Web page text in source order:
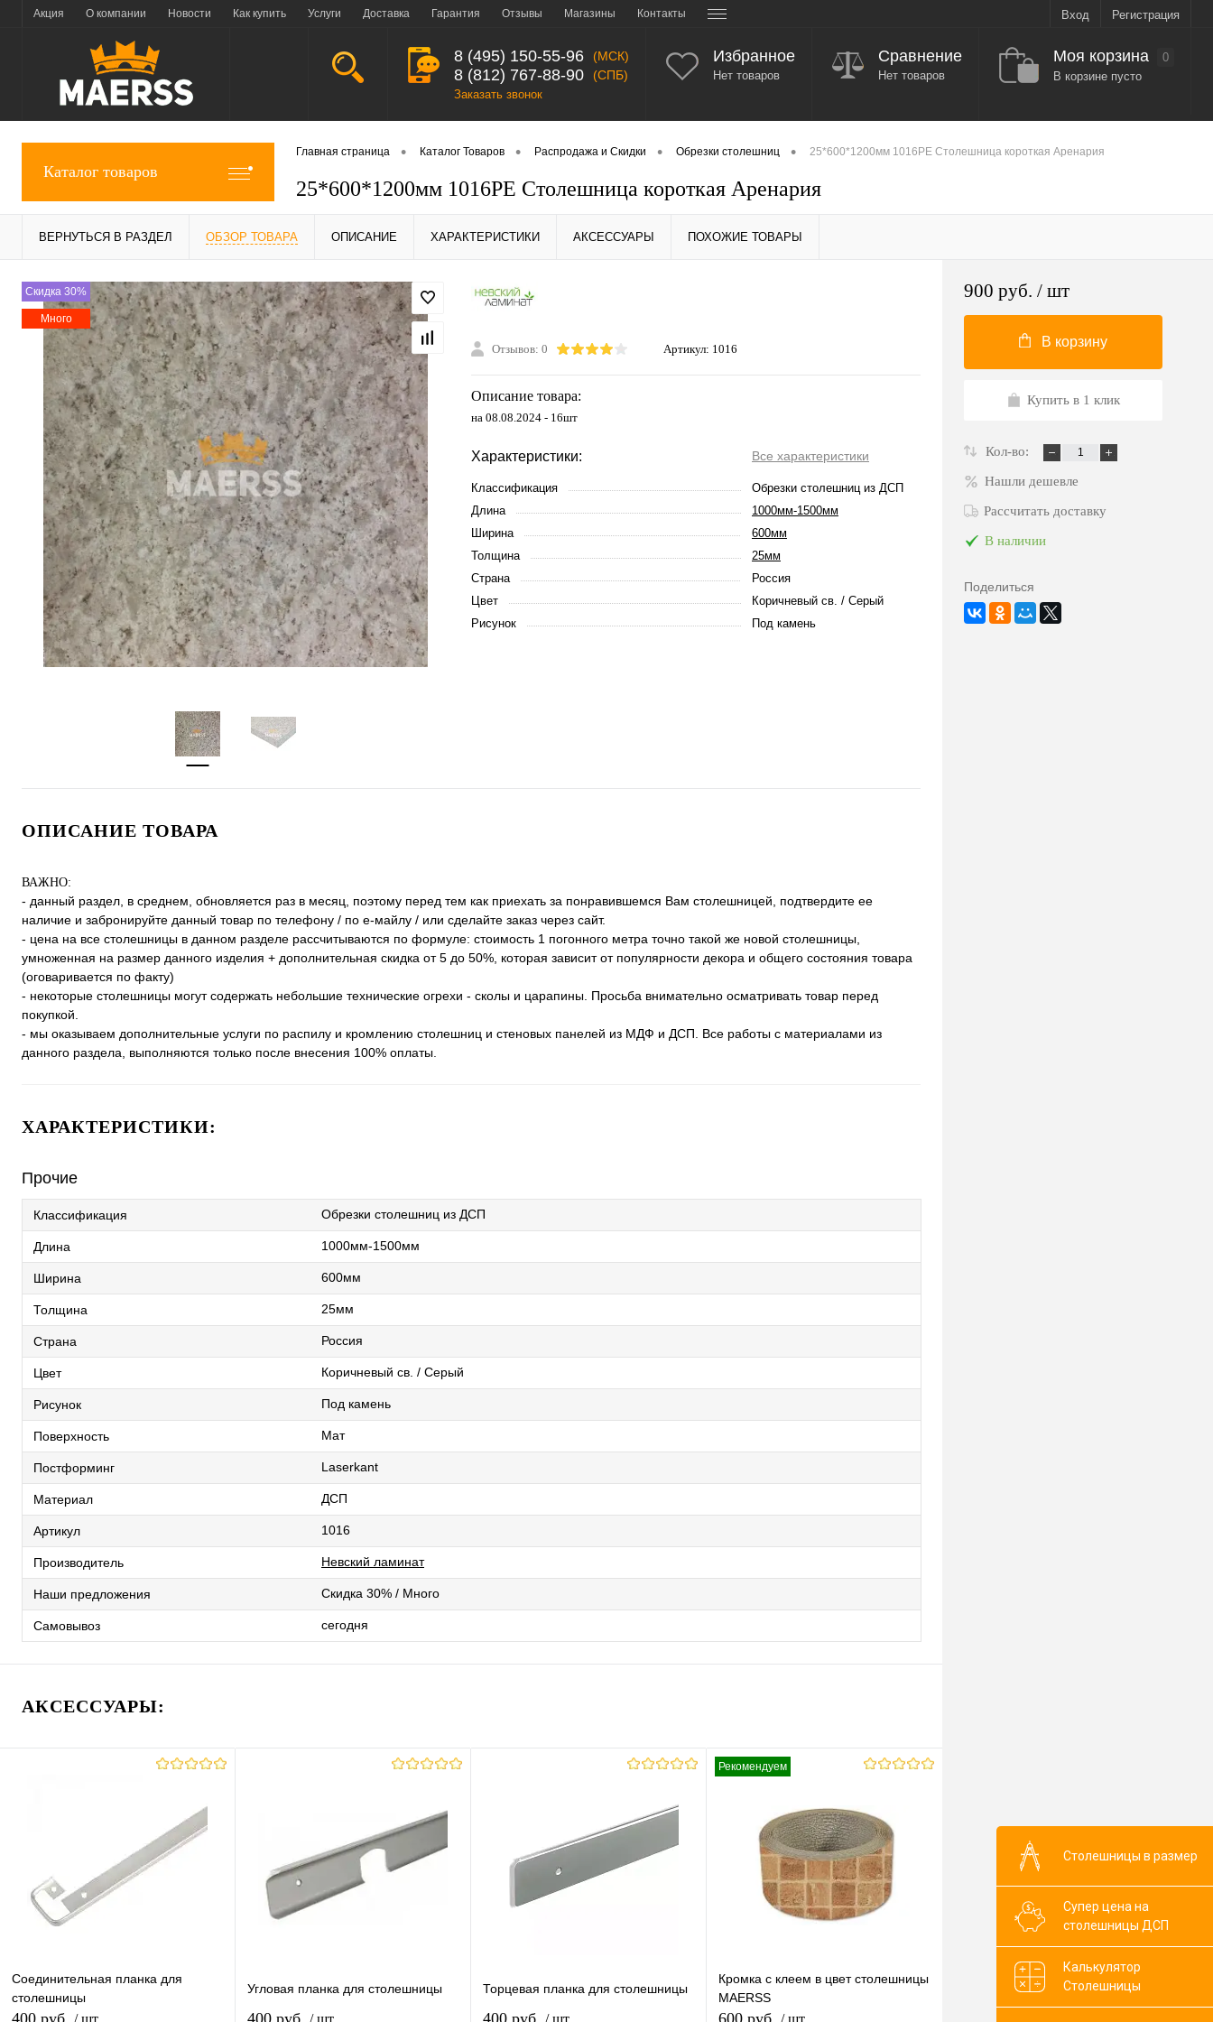
Акция О компании Новости Как купить Услуги Доставка Гарантия Отзывы Магазины Контакты Вход Регистрация
8 (495) 150-55-96 (МСК)
8 (812) 767-88-90 (СПБ)
Заказать звонок
Избранное
Нет товаров
Сравнение
Нет товаров
Моя корзина
0
В корзине пусто
Каталог товаров
Главная страница • Каталог Товаров • Распродажа и Скидки • Обрезки столешниц • 25*600*1200мм 1016PE Столешница короткая Аренария
25*600*1200мм 1016PE Столешница короткая Аренария
ВЕРНУТЬСЯ В РАЗДЕЛ ОБЗОР ТОВАРА ОПИСАНИЕ ХАРАКТЕРИСТИКИ АКСЕССУАРЫ ПОХОЖИЕ ТОВАРЫ
Скидка 30%
Много
Отзывов: 0 Артикул: 1016
Описание товара:
на 08.08.2024 - 16шт
Характеристики: Все характеристики
Классификация
Обрезки столешниц из ДСП
Длина
1000мм-1500мм
Ширина
600мм
Толщина
25мм
Страна
Россия
Цвет
Коричневый св. / Серый
Рисунок
Под камень
ОПИСАНИЕ ТОВАРА
ВАЖНО:
- данный раздел, в среднем, обновляется раз в месяц, поэтому перед тем как приехать за понравившемся Вам столешницей, подтвердите ее
наличие и забронируйте данный товар по телефону / по е-майлу / или сделайте заказ через сайт.
- цена на все столешницы в данном разделе рассчитываются по формуле: стоимость 1 погонного метра точно такой же новой столешницы,
умноженная на размер данного изделия + дополнительная скидка от 5 до 50%, которая зависит от популярности декора и общего состояния товара
(оговаривается по факту)
- некоторые столешницы могут содержать небольшие технические огрехи - сколы и царапины. Просьба внимательно осматривать товар перед
покупкой.
- мы оказываем дополнительные услуги по распилу и кромлению столешниц и стеновых панелей из МДФ и ДСП. Все работы с материалами из
данного раздела, выполняются только после внесения 100% оплаты.
ХАРАКТЕРИСТИКИ:
Прочие
Классификация Обрезки столешниц из ДСП
Длина 1000мм-1500мм
Ширина 600мм
Толщина 25мм
Страна Россия
Цвет Коричневый св. / Серый
Рисунок Под камень
Поверхность Мат
Постформинг Laserkant
Материал ДСП
Артикул 1016
Производитель Невский ламинат
Наши предложения Скидка 30% / Много
Самовывоз сегодня
АКСЕССУАРЫ:
Соединительная планка для
столешницы
400 руб. / шт
Угловая планка для столешницы
400 руб. / шт
Торцевая планка для столешницы
400 руб. / шт
Рекомендуем
Кромка с клеем в цвет столешницы
MAERSS
600 руб. / шт
900 руб. / шт
В корзину
Купить в 1 клик
Кол-во:
Нашли дешевле
Рассчитать доставку
В наличии
Поделиться
Столешницы в размер
Супер цена на
столешницы ДСП
Калькулятор
Столешницы